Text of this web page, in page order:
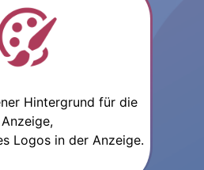
Hintergrund für die
Anzeige,
Logos in der Anzeige.